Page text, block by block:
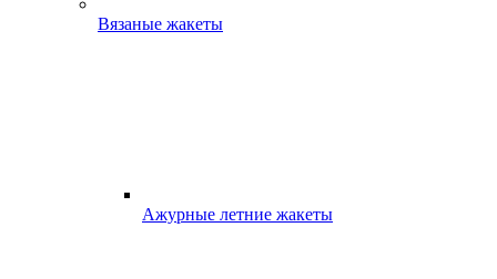
Вязаные жакеты
Ажурные летние жакеты